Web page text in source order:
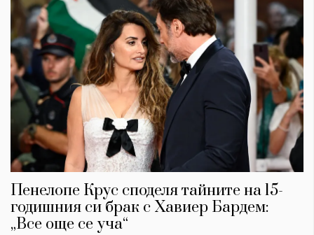
Пенелопе Крус споделя тайните на 15-
годишния си брак с Хавиер Бардем:
„Все още се уча“